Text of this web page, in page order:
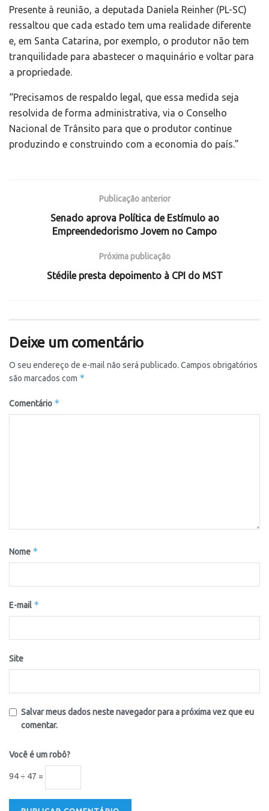
Presente à reunião, a deputada Daniela Reinher (PL-SC)
ressaltou que cada estado tem uma realidade diferente
e, em Santa Catarina, por exemplo, o produtor não tem
tranquilidade para abastecer o maquinário e voltar para
a propriedade.
“Precisamos de respaldo legal, que essa medida seja
resolvida de forma administrativa, via o Conselho
Nacional de Trânsito para que o produtor continue
produzindo e construindo com a economia do país.”
Publicação anterior
Senado aprova Política de Estímulo ao
Empreendedorismo Jovem no Campo
Próxima publicação
Stédile presta depoimento à CPI do MST
Deixe um comentário
O seu endereço de e-mail não será publicado. Campos obrigatórios
são marcados com *
Comentário *
Nome *
E-mail *
Site
Salvar meus dados neste navegador para a próxima vez que eu
comentar.
Você é um robô?
94 ÷ 47 =